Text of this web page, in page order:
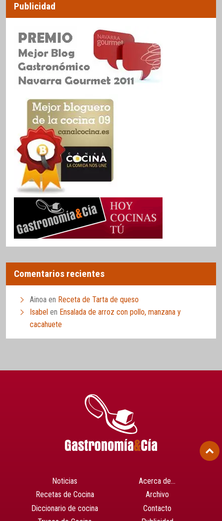
Publicidad
Comentarios recientes
Ainoa en Receta de Tarta de queso
Isabel en Ensalada de arroz con pollo, manzana y
cacahuete
Noticias
Recetas de Cocina
Diccionario de cocina
Acerca de…
Archivo
Contacto